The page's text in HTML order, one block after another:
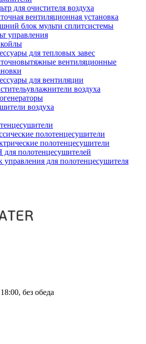
для очистителя воздуха
вентиляционная установка
блок мульти сплитсистемы
управления
для тепловых завес
вентиляционные
для вентиляции
воздуха
воздуха
полотенцесушители
полотенцесушители
полотенцесушителей
управления для полотенцесушителя
без обеда